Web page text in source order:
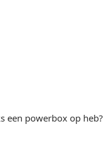
een powerbox op heb?